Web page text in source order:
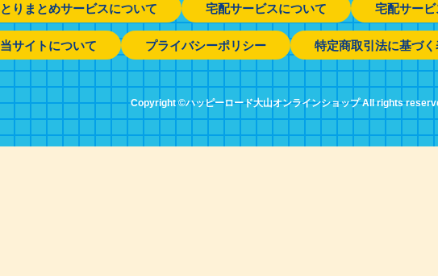
とりまとめサービスについて 宅配サービスについて 宅配サー
当サイトについて プライバシーポリシー 特定商取引法に基づ
Copyright ©ハッピーロード大山オンラインショップ All rights